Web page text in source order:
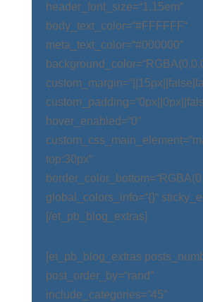
header_font_size=“1.15em“
body_text_color=“#FFFFFF“
meta_text_color=“#000000″
hover_enabled=“0″
top:30px“
global_colors_info=“{}“
[/et_pb_blog_extras]
[et_pb_blog_extras
post_order_by=“rand“
include_categories=“45″